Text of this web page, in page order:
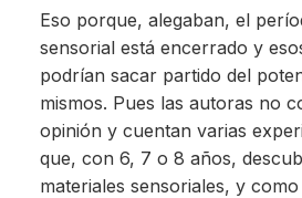
Eso porque, alegaban, el
sensorial está encerrado y
podrían sacar partido del
mismos. Pues las autoras no
opinión y cuentan varias
que, con 6, 7 o 8 años,
materiales sensoriales, y